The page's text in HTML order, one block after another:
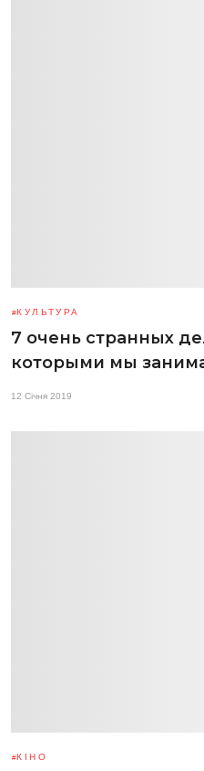
КУЛЬТУРА
7 очень странных
которыми мы
12 Січня 2019
КІНО